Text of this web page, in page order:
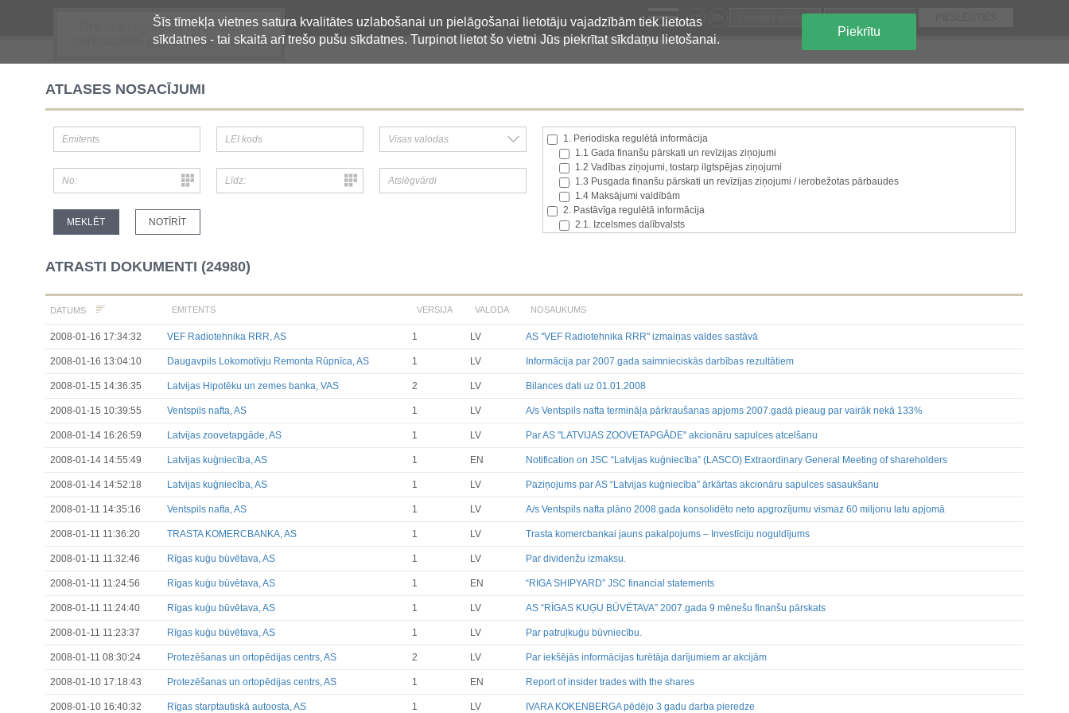
Šīs tīmekļa vietnes satura kvalitātes uzlabošanai un pielāgošanai lietotāju vajadzībām tiek lietotas
sīkdatnes - tai skaitā arī trešo pušu sīkdatnes. Turpinot lietot šo vietni Jūs piekrītat sīkdatņu lietošanai.
Piekrītu
Oficiālā regulētās informācijas
centralizētā glabāšanas sistēma
LV
ATLASES NOSACĪJUMI
1. Periodiska regulētā informācija
1.1 Gada finanšu pārskati un revīzijas ziņojumi
1.2 Vadības ziņojumi, tostarp ilgtspējas ziņojumi
1.3 Pusgada finanšu pārskati un revīzijas ziņojumi / ierobežotas pārbaudes
1.4 Maksājumi valdībām
2. Pastāvīga regulētā informācija
2.1. Izcelsmes dalībvalsts
2.6. Izmaiņas tiesībās, kas attiecas uz akciju vai vērtspapīru kategorijām
2.7 Pārvaldītāju darījumi
3.1. Papildu regulētā informācija, kas ir jāatklāj saskaņā ar dalībvalsts tiesību aktiem
Finanšu pārskati
Būtiski notikumi
Līdzdalības iegūšana vai zaudēšana
Citi
ATRASTI DOKUMENTI (24980)
DATUMS EMITENTS VERSIJA VALODA NOSAUKUMS
2008-01-16 17:34:32 VEF Radiotehnika RRR, AS 1 LV AS "VEF Radiotehnika RRR" izmaiņas valdes sastāvā
2008-01-16 13:04:10 Daugavpils Lokomotīvju Remonta Rūpnīca, AS 1 LV Informācija par 2007.gada saimnieciskās darbības rezultātiem
2008-01-15 14:36:35 Latvijas Hipotēku un zemes banka, VAS 2 LV Bilances dati uz 01.01.2008
2008-01-15 10:39:55 Ventspils nafta, AS 1 LV A/s Ventspils nafta termināļa pārkraušanas apjoms 2007.gadā pieaug par vairāk nekā 133%
2008-01-14 16:26:59 Latvijas zoovetapgāde, AS 1 LV Par AS ''LATVIJAS ZOOVETAPGĀDE'' akcionāru sapulces atcelšanu
2008-01-14 14:55:49 Latvijas kuģniecība, AS 1 EN Notification on JSC “Latvijas kuģniecība” (LASCO) Extraordinary General Meeting of shareholders
2008-01-14 14:52:18 Latvijas kuģniecība, AS 1 LV Paziņojums par AS “Latvijas kuģniecība” ārkārtas akcionāru sapulces sasaukšanu
2008-01-11 14:35:16 Ventspils nafta, AS 1 LV A/s Ventspils nafta plāno 2008.gada konsolidēto neto apgrozījumu vismaz 60 miljonu latu apjomā
2008-01-11 11:36:20 TRASTA KOMERCBANKA, AS 1 LV Trasta komercbankai jauns pakalpojums – Investīciju noguldījums
2008-01-11 11:32:46 Rīgas kuģu būvētava, AS 1 LV Par dividenžu izmaksu.
2008-01-11 11:24:56 Rīgas kuģu būvētava, AS 1 EN “RIGA SHIPYARD” JSC financial statements
2008-01-11 11:24:40 Rīgas kuģu būvētava, AS 1 LV AS “RĪGAS KUĢU BŪVĒTAVA” 2007.gada 9 mēnešu finanšu pārskats
2008-01-11 11:23:37 Rīgas kuģu būvētava, AS 1 LV Par patruļkuģu būvniecību.
2008-01-11 08:30:24 Protezēšanas un ortopēdijas centrs, AS 2 LV Par iekšējās informācijas turētāja darījumiem ar akcijām
2008-01-10 17:18:43 Protezēšanas un ortopēdijas centrs, AS 1 EN Report of insider trades with the shares
2008-01-10 16:40:32 Rīgas starptautiskā autoosta, AS 1 LV IVARA KOKENBERGA pēdējo 3 gadu darba pieredze